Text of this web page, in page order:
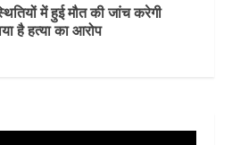
में हुई मौत की जांच करेगी
है हत्या का आरोप